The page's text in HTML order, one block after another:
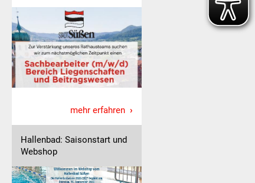
mehr erfahren
Hallenbad: Saisonstart und
Webshop